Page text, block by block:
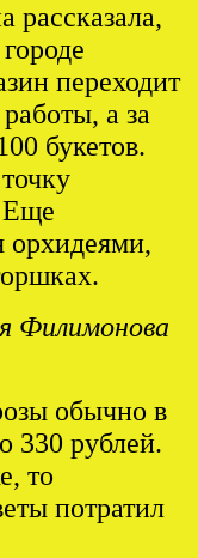
рассказала,
переходит
а за
букетов.
Еще
орхидеями,
Филимонова
обычно в
330 рублей.
то
потратил